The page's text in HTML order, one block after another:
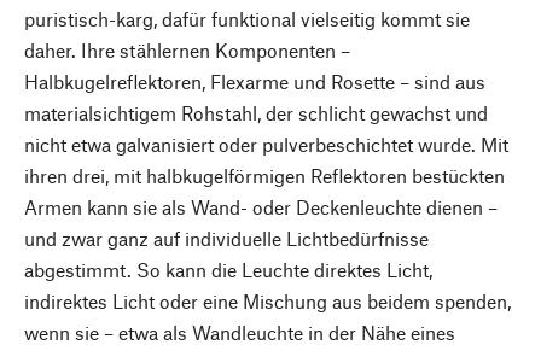
puristisch-karg, dafür funktional vielseitig kommt sie
daher. Ihre stählernen Komponenten –
Halbkugelreflektoren, Flexarme und Rosette – sind aus
materialsichtigem Rohstahl, der schlicht gewachst und
nicht etwa galvanisiert oder pulverbeschichtet wurde. Mit
ihren drei, mit halbkugelförmigen Reflektoren bestückten
Armen kann sie als Wand- oder Deckenleuchte dienen –
und zwar ganz auf individuelle Lichtbedürfnisse
abgestimmt. So kann die Leuchte direktes Licht,
indirektes Licht oder eine Mischung aus beidem spenden,
wenn sie – etwa als Wandleuchte in der Nähe eines